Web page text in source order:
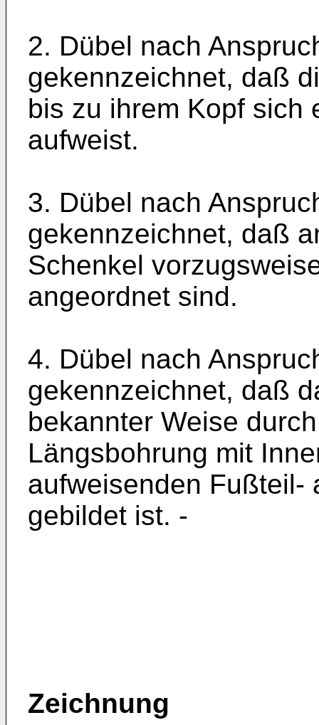
2. Dübel nach
gekennzeichnet, daß
bis zu ihrem Kopf sich
aufweist.
3. Dübel nach
gekennzeichnet, daß
Schenkel
angeordnet sind.
4. Dübel nach
gekennzeichnet, daß
bekannter Weise
Längsbohrung mit
aufweisenden Fußteil-
gebildet ist. -
Zeichnung